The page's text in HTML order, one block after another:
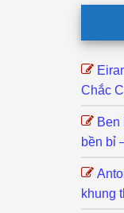
Chắc
Ben
bền bỉ
khung